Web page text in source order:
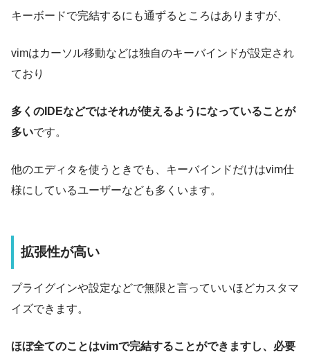
キーボードで完結するにも通ずるところはありますが、
vimはカーソル移動などは独自のキーバインドが設定され
ており
多くのIDEなどではそれが使えるようになっていることが
多いです。
他のエディタを使うときでも、キーバインドだけはvim仕
様にしているユーザーなども多くいます。
拡張性が高い
プライグインや設定などで無限と言っていいほどカスタマ
イズできます。
ほぼ全てのことはvimで完結することができますし、必要